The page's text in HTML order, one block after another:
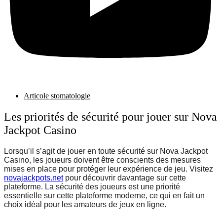
Articole stomatologie
Les priorités de sécurité pour jouer sur Nova
Jackpot Casino
Lorsqu’il s’agit de jouer en toute sécurité sur Nova Jackpot
Casino, les joueurs doivent être conscients des mesures
mises en place pour protéger leur expérience de jeu. Visitez
novajackpots.netpour découvrir davantage sur cette
plateforme. La sécurité des joueurs est une priorité
essentielle sur cette plateforme moderne, ce qui en fait un
choix idéal pour les amateurs de jeux en ligne.